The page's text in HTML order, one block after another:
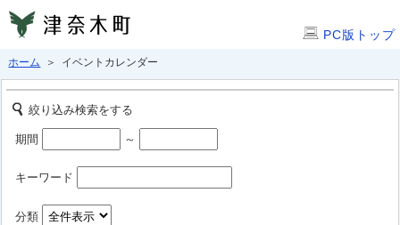
PC版トップ
ホーム ＞ イベントカレンダー
絞り込み検索をする
期間 ～
キーワード
分類